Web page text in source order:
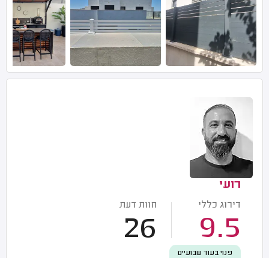
רועי
דירוג כללי
9.5
חוות דעת
26
פנוי בעוד שבועיים